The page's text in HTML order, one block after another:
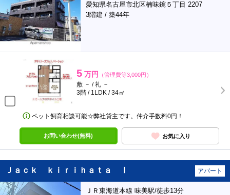
愛知県名古屋市北区楠味鋺５丁目 2207
3階建 / 築44年
5 万円 （管理費等3,000円）
敷 － / 礼 －
3階 / 1LDK / 34㎡
ペット飼育相談可能☆弊社貸主です。仲介手数料0円！
お問い合わせ(無料) お気に入り
Ｊａｃｋ ｋｉｒｉｈａｔａ Ⅰ アパート
ＪＲ東海道本線 味美駅/徒歩13分